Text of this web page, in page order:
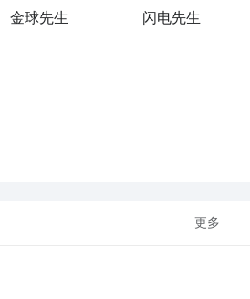
金球先生 闪电先生
更多